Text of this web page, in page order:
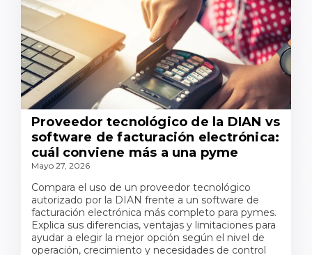
Proveedor tecnológico de la DIAN vs
software de facturación electrónica:
cuál conviene más a una pyme
Mayo 27, 2026
Compara el uso de un proveedor tecnológico
autorizado por la DIAN frente a un software de
facturación electrónica más completo para pymes.
Explica sus diferencias, ventajas y limitaciones para
ayudar a elegir la mejor opción según el nivel de
operación, crecimiento y necesidades de control